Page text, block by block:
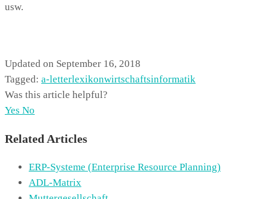
usw.
Updated on September 16, 2018
Tagged: a-letterlexikonwirtschaftsinformatik
Was this article helpful?
Yes No
Related Articles
ERP-Systeme (Enterprise Resource Planning)
ADL-Matrix